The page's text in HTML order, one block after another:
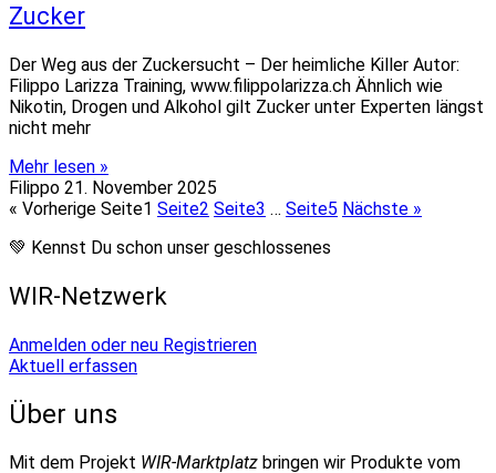
Zucker
Der Weg aus der Zuckersucht – Der heimliche Killer Autor:
Filippo Larizza Training, www.filippolarizza.ch Ähnlich wie
Nikotin, Drogen und Alkohol gilt Zucker unter Experten längst
nicht mehr
Mehr lesen »
Filippo 21. November 2025
« Vorherige Seite1 Seite2 Seite3 … Seite5 Nächste »
💚 Kennst Du schon unser geschlossenes
WIR-Netzwerk
Anmelden oder neu Registrieren
Aktuell erfassen
Über uns
Mit dem Projekt WIR-Marktplatz bringen wir Produkte vom